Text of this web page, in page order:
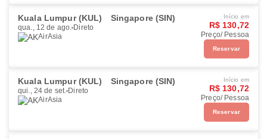
Kuala Lumpur (KUL) Singapore (SIN)
qua., 12 de ago. Direto
AirAsia
Início em
R$ 130,72
Preço/ Pessoa
Reservar
Kuala Lumpur (KUL) Singapore (SIN)
qui., 24 de set. Direto
AirAsia
Início em
R$ 130,72
Preço/ Pessoa
Reservar